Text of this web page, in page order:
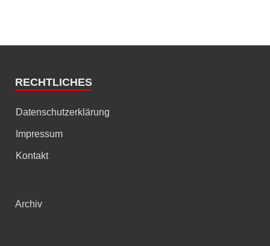
RECHTLICHES
Datenschutzerklärung
Impressum
Kontakt
Archiv